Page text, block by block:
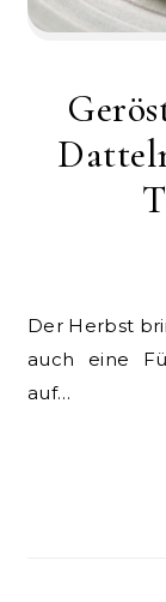
Der Herbst bringt nicht nur bunte Blätter, sondern
auch eine
auf…